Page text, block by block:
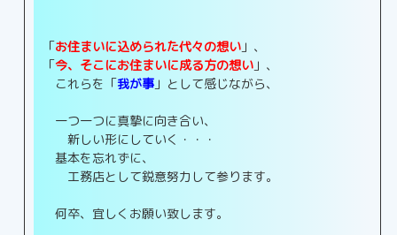
「お住まいに込められた代々の想い」、
「今、そこにお住まいに成る方の想い」、
これらを「我が事」として感じながら、
一つ一つに真摯に向き合い、
新しい形にしていく・・・
基本を忘れずに、
工務店として鋭意努力して参ります。
何卒、宜しくお願い致します。